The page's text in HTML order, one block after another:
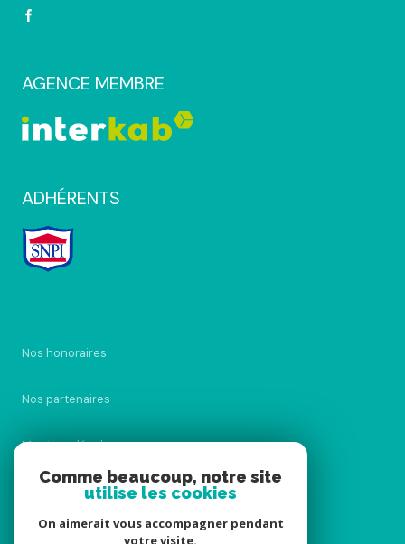
AGENCE MEMBRE
ADHÉRENTS
Nos honoraires
Nos partenaires
Mentions légales
Comme beaucoup, notre site
utilise les cookies
On aimerait vous accompagner pendant
votre visite.